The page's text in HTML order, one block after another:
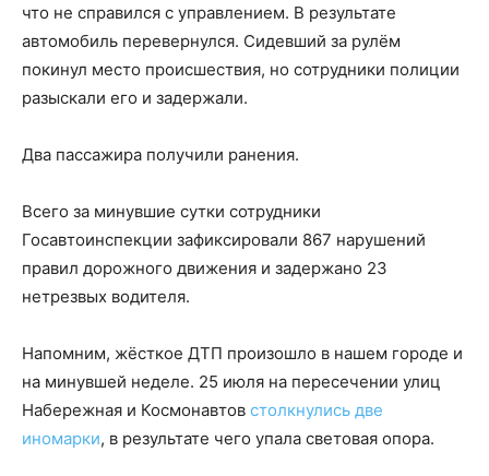
что не справился с управлением. В результате
автомобиль перевернулся. Сидевший за рулём
покинул место происшествия, но сотрудники полиции
разыскали его и задержали.
Два пассажира получили ранения.
Всего за минувшие сутки сотрудники
Госавтоинспекции зафиксировали 867 нарушений
правил дорожного движения и задержано 23
нетрезвых водителя.
Напомним, жёсткое ДТП произошло в нашем городе и
на минувшей неделе. 25 июля на пересечении улиц
Набережная и Космонавтов столкнулись две
иномарки, в результате чего упала световая опора.